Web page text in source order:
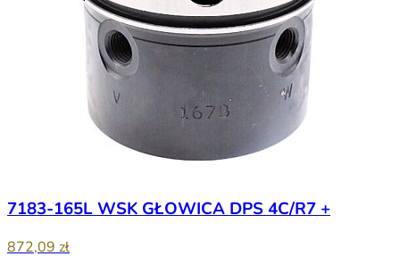
7183-165L WSK GŁOWICA DPS 4C/R7 +
872,09 zł